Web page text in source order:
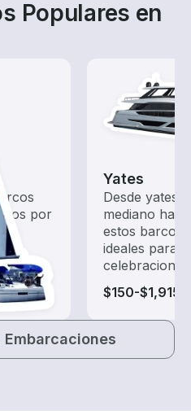
Populares en
por
Yates
Desde yates
mediano
estos barcos
ideales para
$150-$1,915
Embarcaciones